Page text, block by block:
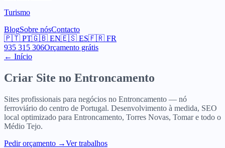
Turismo
BlogSobre nósContacto
🇵🇹 PT🇬🇧 EN🇪🇸 ES🇫🇷 FR
935 315 306Orçamento grátis
← Início
Criar Site no Entroncamento
Sites profissionais para negócios no Entroncamento — nó
ferroviário do centro de Portugal. Desenvolvimento à medida, SEO
local optimizado para Entroncamento, Torres Novas, Tomar e todo o
Médio Tejo.
Pedir orçamento →Ver trabalhos